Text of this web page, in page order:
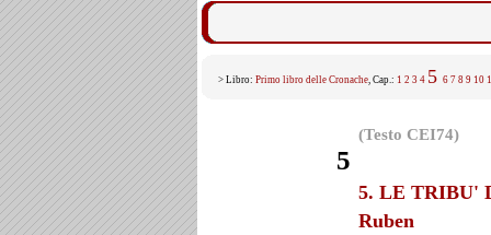
> Libro: Primo libro delle Cronache, Cap.: 1 2 3 4 5 6 7 8 9 10
(Testo CEI74)
5
5. LE TRIBU'
Ruben